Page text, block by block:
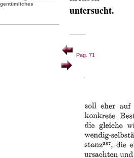
untersucht.
Pag. 71